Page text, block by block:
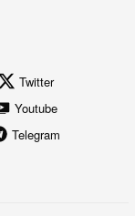
Twitter
Youtube
Telegram